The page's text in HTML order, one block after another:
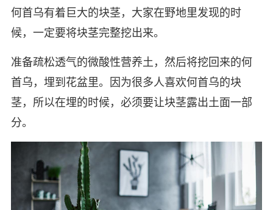
何首乌有着巨大的块茎，大家在野地里发现的时
候，一定要将块茎完整挖出来。
准备疏松透气的微酸性营养土，然后将挖回来的何
首乌，埋到花盆里。因为很多人喜欢何首乌的块
茎，所以在埋的时候，必须要让块茎露出土面一部
分。